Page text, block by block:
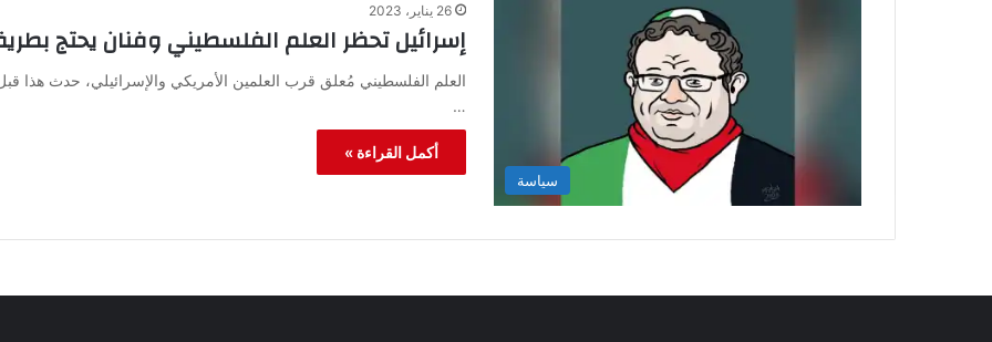
سياسة
26 يناير، 2023
إسرائيل تحظر العلم الفلسطيني وفنان يحتج
العلم الفلسطيني مُعلق قرب العلمين الأمريكي والإسرائيلي، حدث هذا
…
أكمل القراءة »